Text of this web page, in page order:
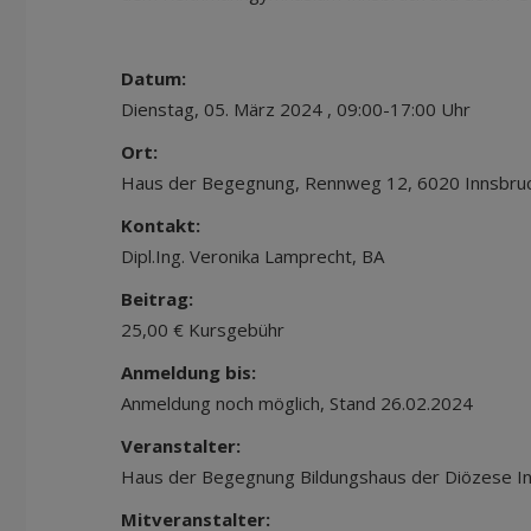
Datum:
Dienstag, 05. März 2024 , 09:00-17:00 Uhr
Ort:
Haus der Begegnung, Rennweg 12, 6020
Kontakt:
Dipl.Ing. Veronika Lamprecht, BA
Beitrag:
25,00 € Kursgebühr
Anmeldung bis:
Anmeldung noch möglich, Stand 26.02.2024
Veranstalter:
Haus der Begegnung Bildungshaus der Diözese
Mitveranstalter: